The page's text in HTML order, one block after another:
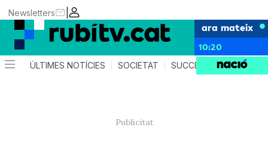
|
Newsletters
ara mateix
10:20
ÚLTIMES NOTÍCIES SOCIETAT SUCCESSOS